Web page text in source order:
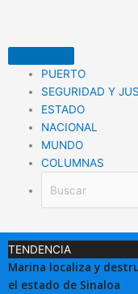
PUERTO
SEGURIDAD Y
ESTADO
NACIONAL
MUNDO
COLUMNAS
TENDENCIA
Marina localiza y
el estado de Sinaloa